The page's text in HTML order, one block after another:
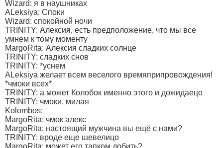
Wizard: я в наушниках
ALeksiya: Споки
Wizard: спокойной ночи
TRINITY: Алексия, есть предположение, что мы все
умнем к тому моменту
MargoRita: Алексия сладких солнце
TRINITY: сладких снов
TRINITY: *уснем
ALeksiya желает всем веселого времяприпровождения!
*чмоки всех*
TRINITY: а может Колобок именно этого и дожидаецо
TRINITY: чмоки, милая
Kolombos:
MargoRita: чмок алекс
MargoRita: настоящий мужчина вы ещё с нами?
TRINITY: вроде еще шевелицо
MargoRita: может его тапком добить?